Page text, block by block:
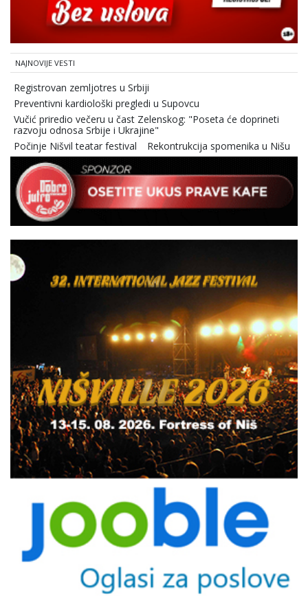
NAJNOVIJE VESTI
Registrovan zemljotres u Srbiji
Preventivni kardiološki pregledi u Supovcu
Vučić priredio večeru u čast Zelenskog: "Poseta će doprineti
razvoju odnosa Srbije i Ukrajine"
Počinje Nišvil teatar festival
Rekontrukcija spomenika u Nišu